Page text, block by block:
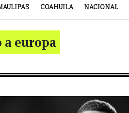
COAHUILA NACIONAL
europa